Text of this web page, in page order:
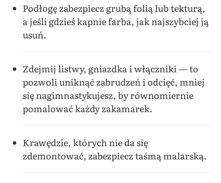
Podłogę zabezpiecz grubą folią lub tekturą,
a jeśli gdzieś kapnie farba, jak najszybciej ją
usuń.
Zdejmij listwy, gniazdka i włączniki — to
pozwoli uniknąć zabrudzeń i odcięć, mniej
się nagimnastykujesz, by równomiernie
pomalować każdy zakamarek.
Krawędzie, których nie da się
zdemontować, zabezpiecz taśmą malarską.